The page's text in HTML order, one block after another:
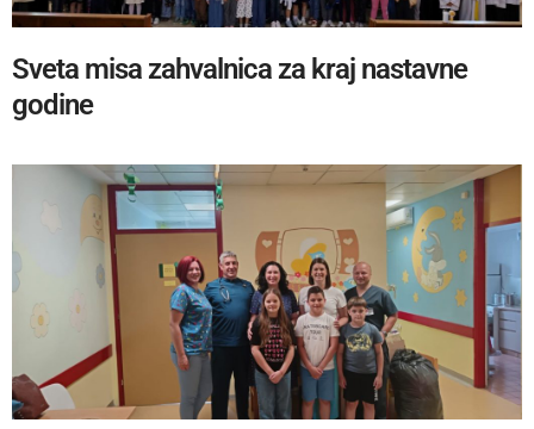
Sveta misa zahvalnica za kraj nastavne
godine